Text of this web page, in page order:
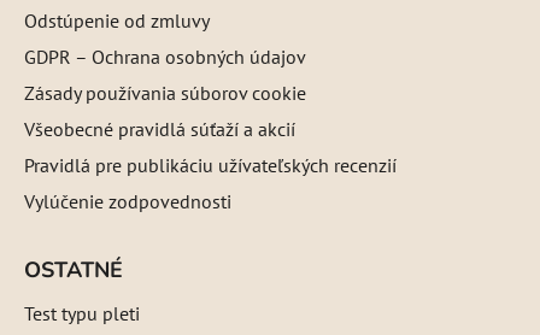
Odstúpenie od zmluvy
GDPR – Ochrana osobných údajov
Zásady používania súborov cookie
Všeobecné pravidlá súťaží a akcií
Pravidlá pre publikáciu užívateľských recenzií
Vylúčenie zodpovednosti
OSTATNÉ
Test typu pleti